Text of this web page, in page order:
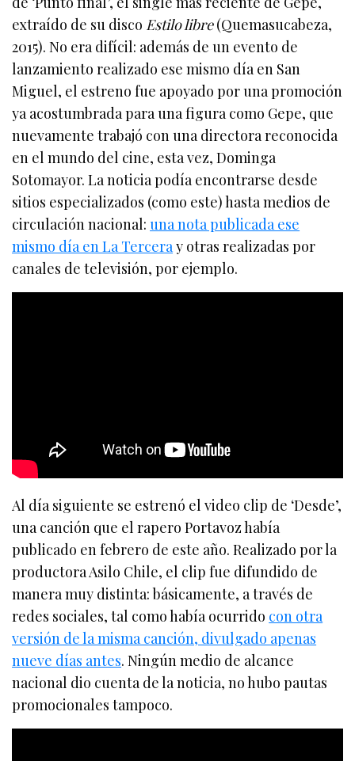
extraído de su disco Estilo libre(Quemasucabeza,
2015). No era difícil: además de un evento de
lanzamiento realizado ese mismo día en San
Miguel, el estreno fue apoyado por una promoción
ya acostumbrada para una figura como Gepe, que
nuevamente trabajó con una directora reconocida
en el mundo del cine, esta vez, Dominga
Sotomayor. La noticia podía encontrarse desde
sitios especializados (como este) hasta medios de
circulación nacional:una nota publicada ese
mismo día en La Terceray otras realizadas por
canales de televisión, por ejemplo.
Al día siguiente se estrenó el video clip de ‘Desde’,
una canción que el rapero Portavoz había
publicado en febrero de este año. Realizado por la
productora Asilo Chile, el clip fue difundido de
manera muy distinta: básicamente, a través de
redes sociales, tal como había ocurrido con otra
versión de la misma canción, divulgado apenas
nueve días antes. Ningún medio de alcance
nacional dio cuenta de la noticia, no hubo pautas
promocionales tampoco.